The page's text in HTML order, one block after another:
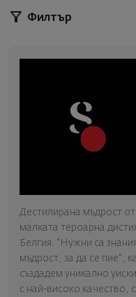
Филтър
Дестилирана мъдрост
малката тероарна
Белгия. "Нужни са
мъдрост, за да се пие",
създадем уникално
с най-високо качество,